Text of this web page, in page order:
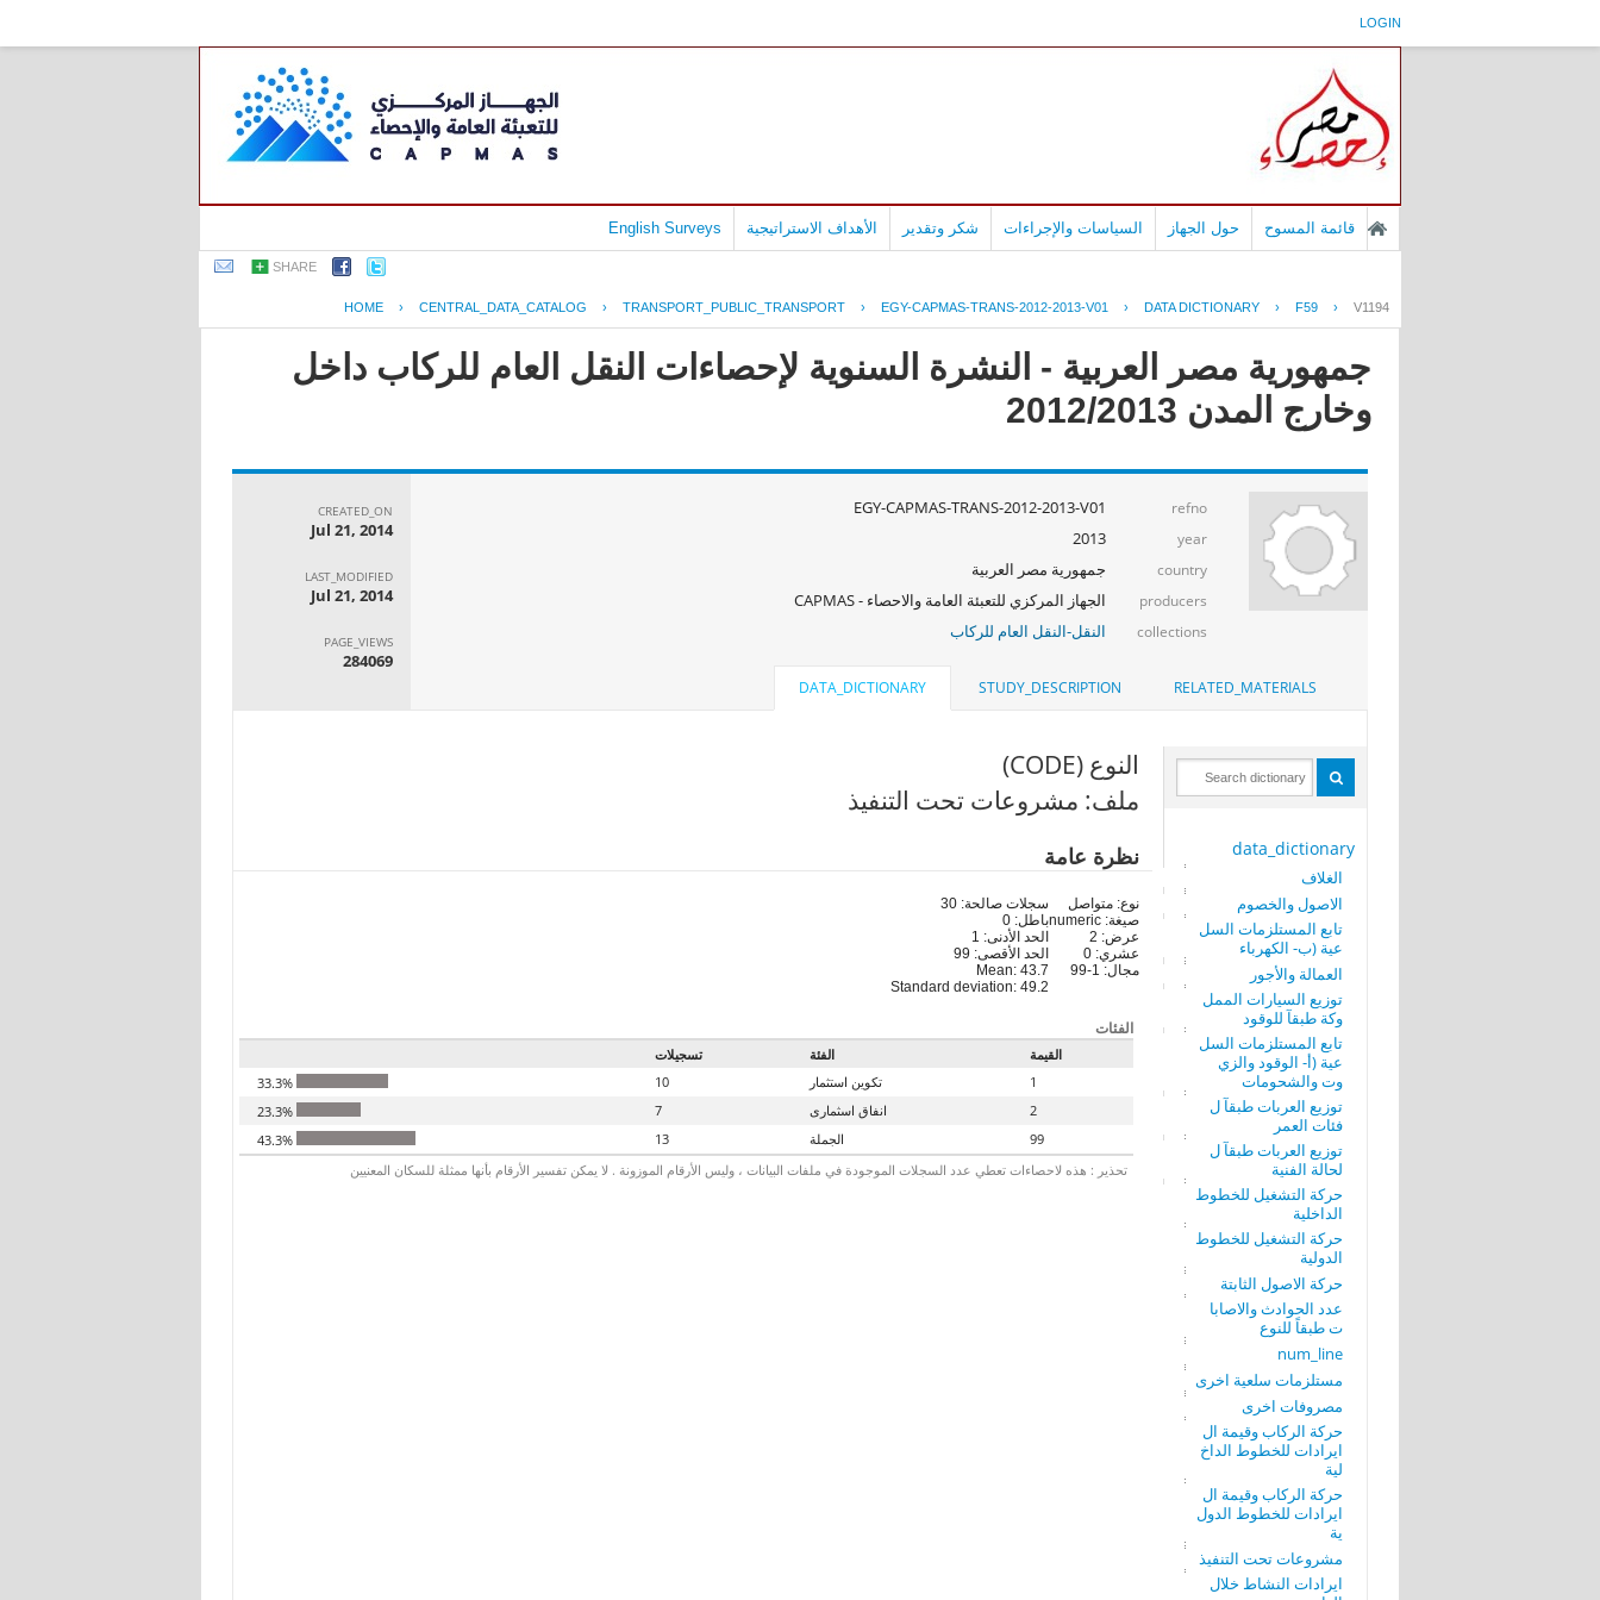
LOGIN
قائمة المسوح حول الجهاز السياسات والإجراءات شكر وتقدير الأهداف الاستراتيجية English Surveys
SHARE
HOME › CENTRAL_DATA_CATALOG › TRANSPORT_PUBLIC_TRANSPORT › EGY-CAPMAS-TRANS-2012-2013-V01 › DATA DICTIONARY › F59 › V1194
جمهورية مصر العربية - النشرة السنوية لإحصاءات النقل العام للركاب داخل
وخارج المدن 2012/2013
refno
EGY-CAPMAS-TRANS-2012-2013-V01
year
2013
country جمهورية مصر العربية
producers الجهاز المركزي للتعبئة العامة والاحصاء - CAPMAS
collections النقل-النقل العام للركاب
CREATED_ON
Jul 21, 2014
LAST_MODIFIED
Jul 21, 2014
PAGE_VIEWS
284069
RELATED_MATERIALS
STUDY_DESCRIPTION
DATA_DICTIONARY
data_dictionary
الغلاف
الاصول والخصوم
تابع المستلزمات السل
عية (ب- الكهرباء
العمالة والأجور
توزيع السيارات الممل
وكة طبقآ للوقود
تابع المستلزمات السل
عية (أ- الوقود والزي
وت والشحومات
توزيع العربات طبقآ ل
فئات العمر
توزيع العربات طبقآ ل
لحالة الفنية
حركة التشغيل للخطوط
الداخلية
حركة التشغيل للخطوط
الدولية
حركة الاصول الثابتة
عدد الحوادث والاصابا
ت طبقاً للنوع
num_line
مستلزمات سلعية اخرى
مصروفات اخرى
حركة الركاب وقيمة ال
ايرادات للخطوط الداخ
لية
حركة الركاب وقيمة ال
ايرادات للخطوط الدول
ية
مشروعات تحت التنفيذ
ايرادات النشاط خلال
النوع (CODE)
ملف: مشروعات تحت التنفيذ
نظرة عامة
نوع: متواصل
صيغة: numeric
عرض: 2
عشري: 0
مجال: 1-99
سجلات صالحة: 30
باطل: 0
الحد الأدنى: 1
الحد الأقصى: 99
Mean: 43.7
Standard deviation: 49.2
الفئات
القيمة الفئة
تسجيلات
1
تكوين استثمار 10
2
انفاق اسثمارى 7
99
الجملة 13
تحذير : هذه لاحصاءات تعطي عدد السجلات الموجودة في ملفات البيانات ، وليس الأرقام الموزونة . لا يمكن تفسير الأرقام بأنها ممثلة للسكان المعنيين